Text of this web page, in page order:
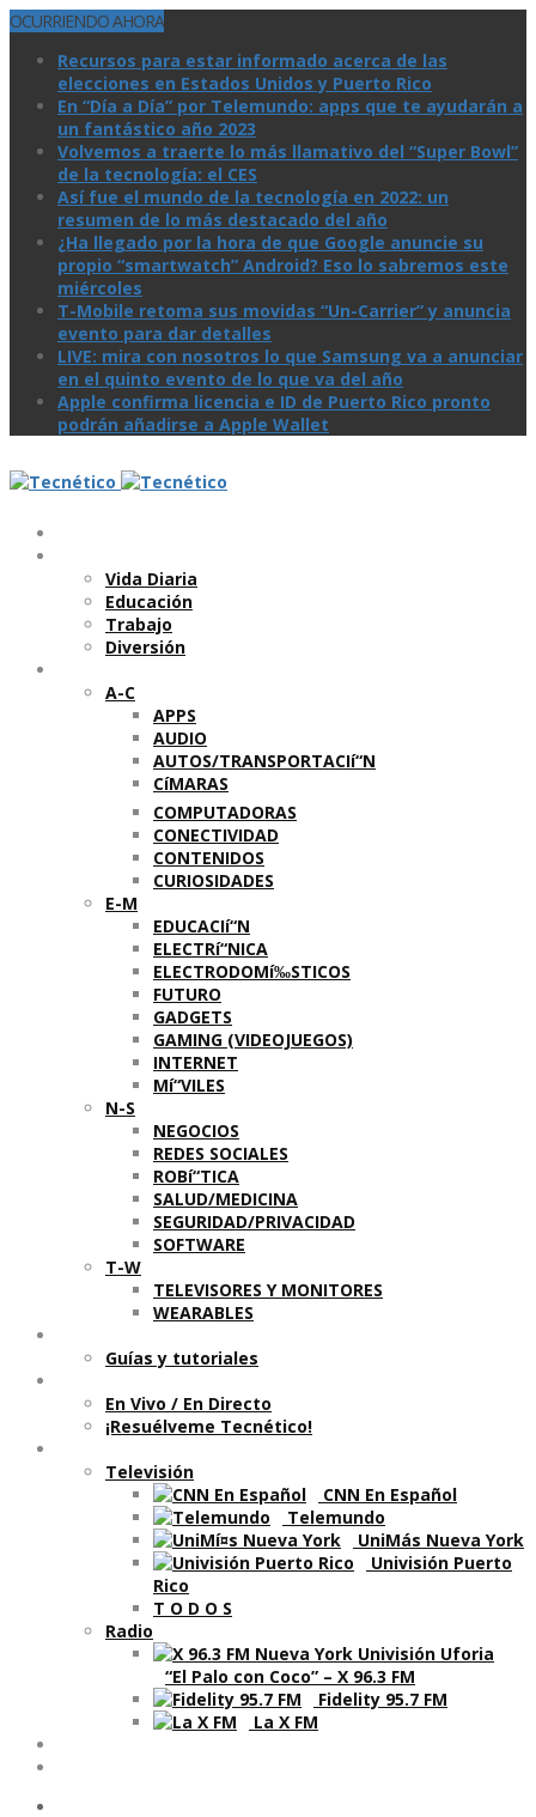
OCURRIENDO AHORA
Recursos para estar informado acerca de las
elecciones en Estados Unidos y Puerto Rico
En “Día a Día” por Telemundo: apps que te ayudarán a
un fantástico año 2023
Volvemos a traerte lo más llamativo del “Super Bowl”
de la tecnologí­a: el CES
Así­ fue el mundo de la tecnologí­a en 2022: un
resumen de lo más destacado del año
¿Ha llegado por la hora de que Google anuncie su
propio “smartwatch” Android? Eso lo sabremos este
miércoles
T-Mobile retoma sus movidas “Un-Carrier” y anuncia
evento para dar detalles
LIVE: mira con nosotros lo que Samsung va a anunciar
en el quinto evento de lo que va del año
Apple confirma licencia e ID de Puerto Rico pronto
podrán añadirse a Apple Wallet
Vida Diaria
Educación
Trabajo
Diversión
A-C
APPS
AUDIO
AUTOS/TRANSPORTACIí“N
CíMARAS
COMPUTADORAS
CONECTIVIDAD
CONTENIDOS
CURIOSIDADES
E-M
EDUCACIí“N
ELECTRí“NICA
ELECTRODOMí‰STICOS
FUTURO
GADGETS
GAMING (VIDEOJUEGOS)
INTERNET
Mí“VILES
N-S
NEGOCIOS
REDES SOCIALES
ROBí“TICA
SALUD/MEDICINA
SEGURIDAD/PRIVACIDAD
SOFTWARE
T-W
TELEVISORES Y MONITORES
WEARABLES
Guí­as y tutoriales
En Vivo / En Directo
¡Resuélveme Tecnético!
Televisión
CNN En Español
Telemundo
UniMás Nueva York
Univisión Puerto
Rico
T O D O S
Radio
“El Palo con Coco” – X 96.3 FM
Fidelity 95.7 FM
La X FM